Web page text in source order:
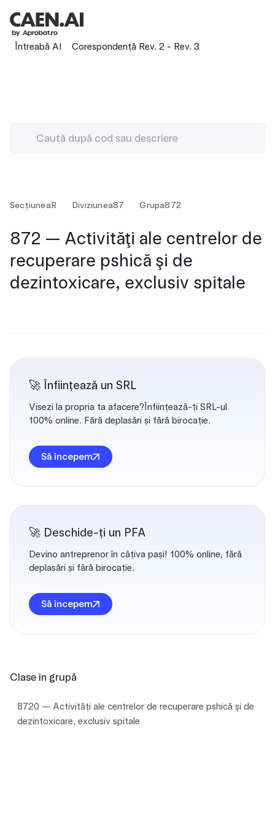
Întreabă AI Corespondență Rev. 2 - Rev. 3
Clase în grupă
8720 — Activităţi ale centrelor de recuperare pshică şi de
dezintoxicare, exclusiv spitale
SecțiuneaR Diviziunea87 Grupa872
872 — Activităţi ale centrelor de
recuperare pshică şi de
dezintoxicare, exclusiv spitale
🚀 Înființează un SRL
Visezi la propria ta afacere?Înființează-ți SRL-ul
100% online. Fără deplasări și fără birocație.
Să începem
🚀 Deschide-ți un PFA
Devino antreprenor în câțiva pași! 100% online, fără
deplasări și fără birocație.
Să începem